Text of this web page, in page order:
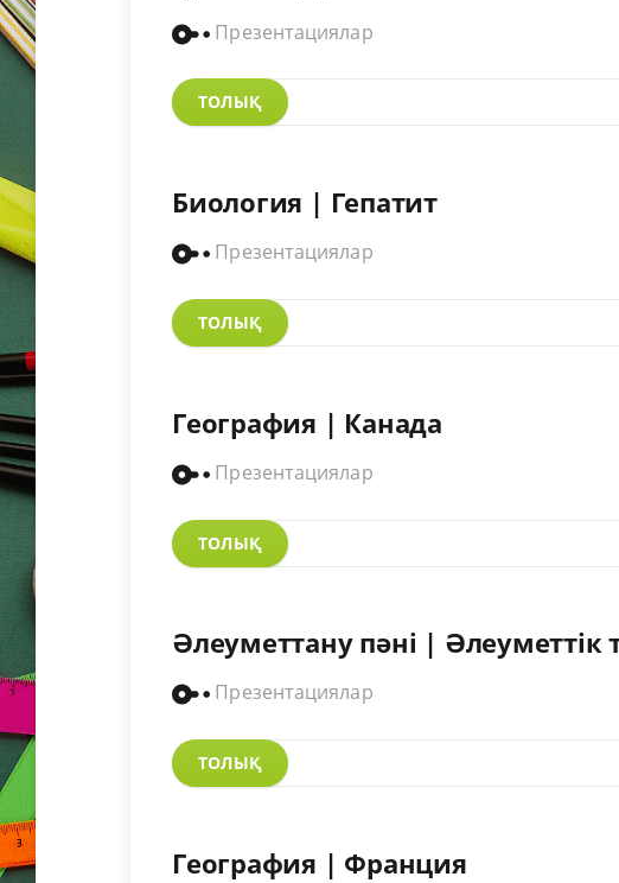
Презентациялар
ТОЛЫҚ
Биология | Гепатит
Презентациялар
ТОЛЫҚ
География | Канада
Презентациялар
ТОЛЫҚ
Әлеуметтану пәні | Әлеуметтік
Презентациялар
ТОЛЫҚ
География | Франция